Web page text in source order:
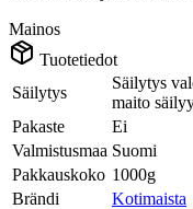
Mainos
Tuotetiedot
Säilytys
Säilytys
maito
Pakaste
Ei
Valmistusmaa Suomi
Pakkauskoko 1000g
Brändi
Kotimaista